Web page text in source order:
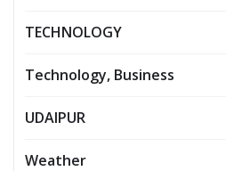
TECHNOLOGY
Technology, Business
UDAIPUR
Weather